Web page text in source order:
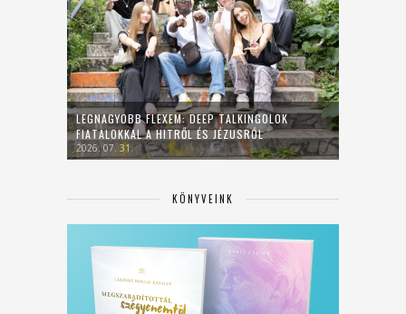
LEGNAGYOBB FLEXEM: DEEP TALKINGOLOK
FIATALOKKAL A HITRŐL ÉS JÉZUSRÓL
2026. 07. 31.
KÖNYVEINK